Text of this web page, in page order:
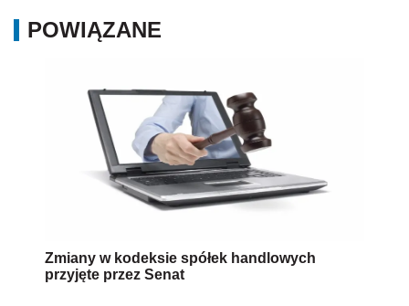
POWIĄZANE
Zmiany w kodeksie spółek handlowych
przyjęte przez Senat